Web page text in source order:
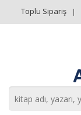
Toplu Sipariş